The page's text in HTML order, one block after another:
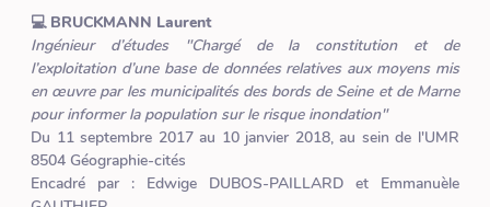
💻 BRUCKMANN Laurent
Ingénieur d’études "Chargé de la constitution et de
l’exploitation d’une base de données relatives aux moyens mis
en œuvre par les municipalités des bords de Seine et de Marne
pour informer la population sur le risque inondation"
Du 11 septembre 2017 au 10 janvier 2018, au sein de l'UMR
8504 Géographie-cités
Encadré par : Edwige DUBOS-PAILLARD et Emmanuèle